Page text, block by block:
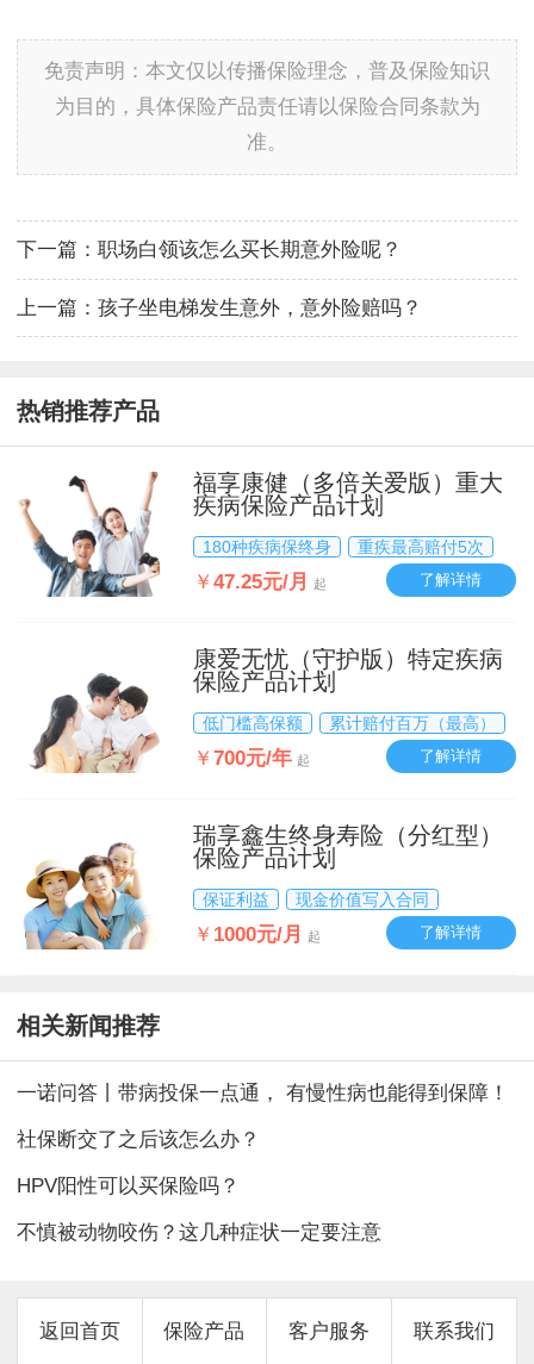
免责声明：本文仅以传播保险理念，普及保险知识
为目的，具体保险产品责任请以保险合同条款为
准。
下一篇： 职场白领该怎么买长期意外险呢？
上一篇： 孩子坐电梯发生意外，意外险赔吗？
热销推荐产品
福享康健（多倍关爱版）重大
疾病保险产品计划
180种疾病保终身 重疾最高赔付5次
￥47.25元/月 起 了解详情
康爱无忧（守护版）特定疾病
保险产品计划
低门槛高保额 累计赔付百万（最高）
￥700元/年 起 了解详情
瑞享鑫生终身寿险（分红型）
保险产品计划
保证利益 现金价值写入合同
￥ 1000元/月 起 了解详情
相关新闻推荐
一诺问答丨带病投保一点通， 有慢性病也能得到保障！
社保断交了之后该怎么办？
HPV阳性可以买保险吗？
不慎被动物咬伤？这几种症状一定要注意
返回首页 保险产品 客户服务 联系我们